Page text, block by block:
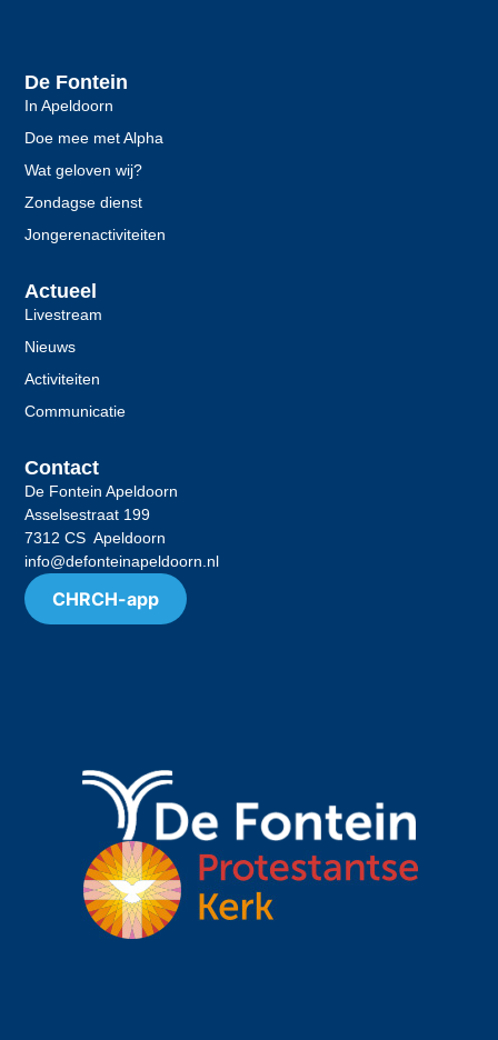
De Fontein
In Apeldoorn
Doe mee met Alpha
Wat geloven wij?
Zondagse dienst
Jongerenactiviteiten
Actueel
Livestream
Nieuws
Activiteiten
Communicatie
Contact
De Fontein Apeldoorn
Asselsestraat 199
7312 CS Apeldoorn
info@defonteinapeldoorn.nl
CHRCH-app